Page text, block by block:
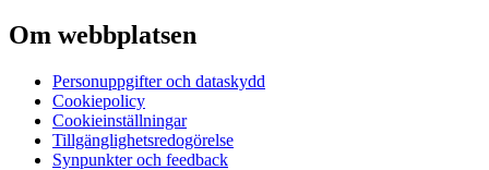
Om webbplatsen
Personuppgifter och dataskydd
Cookiepolicy
Cookieinställningar
Tillgänglighetsredogörelse
Synpunkter och feedback